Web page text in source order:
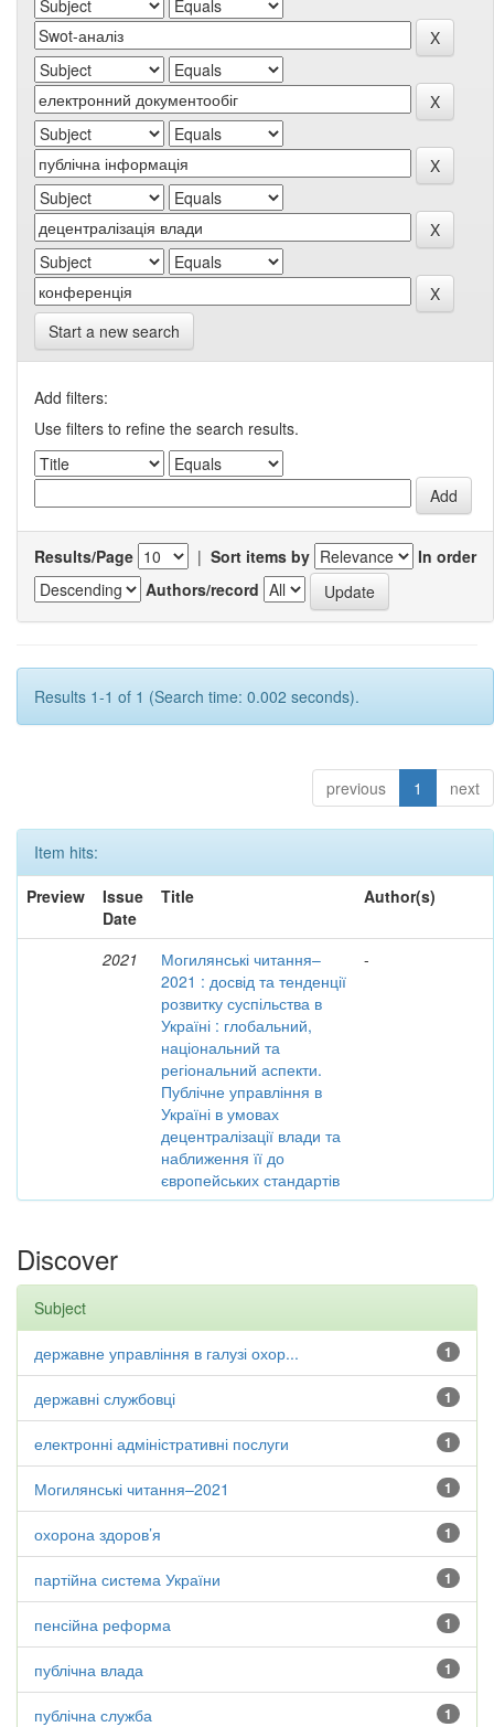
Start a new search
Add filters:
Use filters to refine the search results.
Results/Page | Sort items by
In order
Authors/record
Results 1-1 of 1 (Search time: 0.002 seconds).
previous 1 next
Item hits:
Preview
Issue
Date
Title Author(s)
2021
Могилянські читання–
2021 : досвід та тенденції
розвитку суспільства в
Україні : глобальний,
національний та
регіональний аспекти.
Публічне управління в
Україні в умовах
децентралізації влади та
наближення її до
європейських стандартів
-
Discover
Subject
1
державне управління в галузі охор...
1
державні службовці
1
електронні адміністративні послуги
1
Могилянські читання–2021
1
охорона здоров’я
1
партійна система України
1
пенсійна реформа
1
публічна влада
1
публічна служба